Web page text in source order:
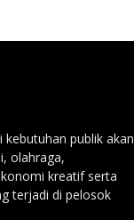
kebutuhan publik akan
olahraga,
kreatif serta
terjadi di pelosok